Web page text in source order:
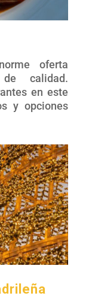
oferta
calidad.
en este
y opciones